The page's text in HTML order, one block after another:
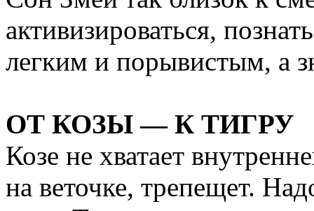
активизироваться,
легким и порывистым, а
ОТ КОЗЫ — К ТИГРУ
Козе не хватает
на веточке, трепещет.